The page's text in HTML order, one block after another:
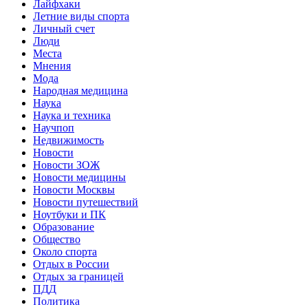
Лайфхаки
Летние виды спорта
Личный счет
Люди
Места
Мнения
Мода
Народная медицина
Наука
Наука и техника
Научпоп
Недвижимость
Новости
Новости ЗОЖ
Новости медицины
Новости Москвы
Новости путешествий
Ноутбуки и ПК
Образование
Общество
Около спорта
Отдых в России
Отдых за границей
ПДД
Политика